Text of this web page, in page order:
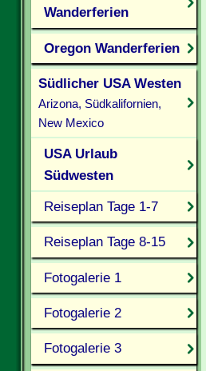
Wanderferien
Oregon Wanderferien
Südlicher USA Westen
Arizona, Südkalifornien,
New Mexico
USA Urlaub
Südwesten
Reiseplan Tage 1-7
Reiseplan Tage 8-15
Fotogalerie 1
Fotogalerie 2
Fotogalerie 3